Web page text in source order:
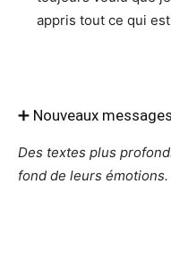
appris tout ce qui
➕ Nouveaux
Des textes plus
fond de leurs émotions.